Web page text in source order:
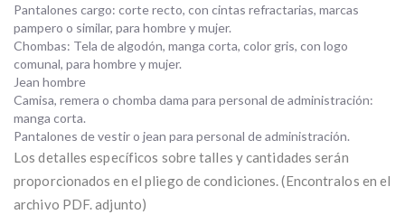
Pantalones cargo: corte recto, con cintas refractarias, marcas
pampero o similar, para hombre y mujer.
Chombas: Tela de algodón, manga corta, color gris, con logo
comunal, para hombre y mujer.
Jean hombre
Camisa, remera o chomba dama para personal de administración:
manga corta.
Pantalones de vestir o jean para personal de administración.
Los detalles específicos sobre talles y cantidades serán
proporcionados en el pliego de condiciones. (Encontralos en el
archivo PDF. adjunto)